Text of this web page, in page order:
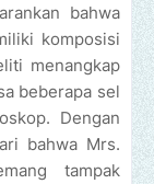
bahwa
komposisi
menangkap
beberapa sel
Dengan
bahwa Mrs.
tampak